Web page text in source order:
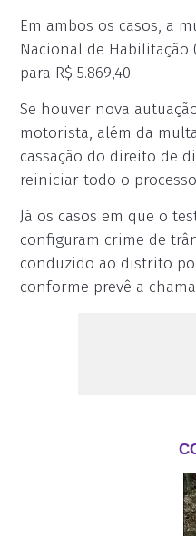
Em ambos os casos, a
Nacional de Habilitação
para R$ 5.869,40.
Se houver nova
motorista, além da
cassação do direito de
reiniciar todo o
Já os casos em que o
configuram crime de
conduzido ao distrito
conforme prevê a